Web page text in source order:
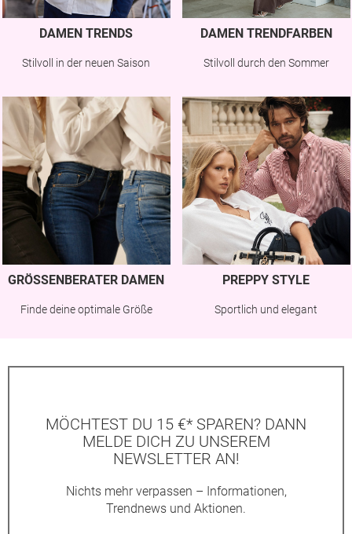
DAMEN TRENDS
Stilvoll in der neuen Saison
DAMEN TRENDFARBEN
Stilvoll durch den Sommer
GRÖSSENBERATER DAMEN
Finde deine optimale Größe
PREPPY STYLE
Sportlich und elegant
MÖCHTEST DU 15 €* SPAREN? DANN
MELDE DICH ZU UNSEREM
NEWSLETTER AN!
Nichts mehr verpassen – Informationen,
Trendnews und Aktionen.